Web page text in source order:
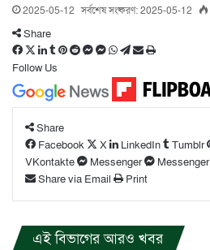
2025-05-12 সর্বশেষ সংষ্করণ: 2025-05-12
Share
Facebook
X LinkedIn
Tumblr
Pinterest
RedditMessenger
Messenger
WhatsApp
Telegram
Share
Email
Print
Follow Us
Share
Facebook
X LinkedIn Tumblr
VKontakte
Messenger Messenger
Share via Email
Print
এই বিভাগের আরও খবর